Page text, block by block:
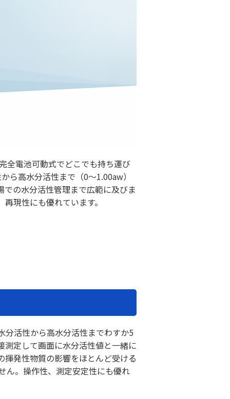
全電池可動式でどこでも持ち運び
ら高水分活性まで（0～1.00aw）
の水分活性管理まで広範に及びま
現性にも優れています。
活性から高水分活性までわすか5
定して画面に水分活性値と一緒に
発性物質の影響をほとんど受ける
ん。操作性、測定安定性にも優れ